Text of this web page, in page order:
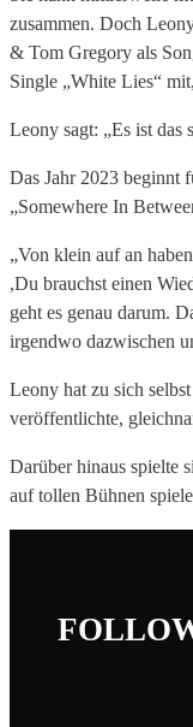
zusammen. Doch
& Tom Gregory als
Single „White Lies“
Leony sagt: „Es ist das
Das Jahr 2023 beginnt
„Somewhere In
„Von klein auf an
,Du brauchst einen
geht es genau darum.
irgendwo dazwischen
Leony hat zu sich
veröffentlichte,
Darüber hinaus spielte
auf tollen Bühnen